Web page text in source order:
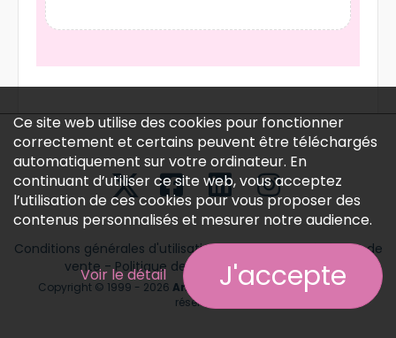
Conditions générales d'utilisation-Conditions générales de
vente -Politique des données personnelles
Copyright © 1999 - 2026 Annonces médicalestous droits
réservés.
Ce site web utilise des cookies pour fonctionner
correctement et certains peuvent être téléchargés
automatiquement sur votre ordinateur. En
continuant d’utiliser ce site web, vous acceptez
l’utilisation de ces cookies pour vous proposer des
contenus personnalisés et mesurer notre audience.
Voir le détail J'accepte